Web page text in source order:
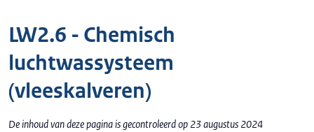
LW2.6 - Chemisch
luchtwassysteem
(vleeskalveren)
De inhoud van deze pagina is gecontroleerd op 23 augustus 2024